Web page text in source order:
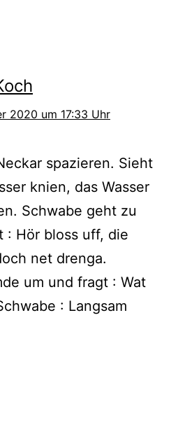
2020 um 17:33 Uhr
spazieren. Sieht
knien, das Wasser
Schwabe geht zu
: Hör bloss uff, die
net drenga.
um und fragt : Wat
: Langsam